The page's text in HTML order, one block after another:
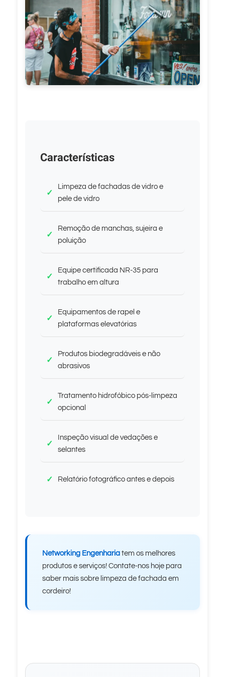
Características
Limpeza de fachadas de vidro e
pele de vidro
Remoção de manchas, sujeira e
poluição
Equipe certificada NR-35 para
trabalho em altura
Equipamentos de rapel e
plataformas elevatórias
Produtos biodegradáveis e não
abrasivos
Tratamento hidrofóbico pós-limpeza
opcional
Inspeção visual de vedações e
selantes
Relatório fotográfico antes e depois
Networking Engenharia tem os melhores
produtos e serviços! Contate-nos hoje para
saber mais sobre limpeza de fachada em
cordeiro!